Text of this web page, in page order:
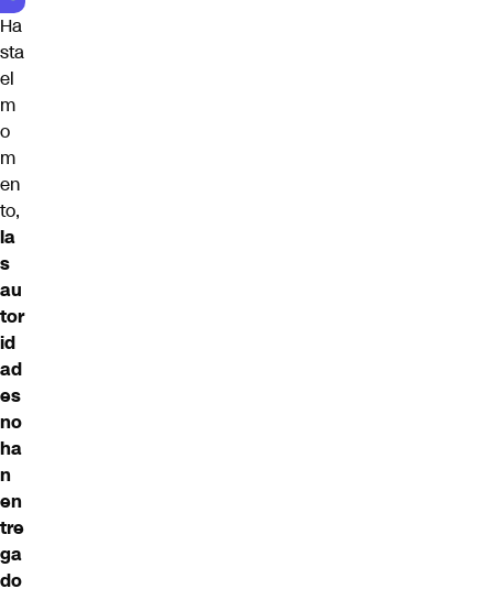
Ha
sta
el
m
o
m
en
to,
la
s
au
tor
id
ad
es
no
ha
n
en
tre
ga
do